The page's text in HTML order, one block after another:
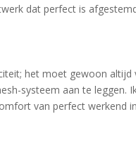
dat perfect is
het moet gewoon altijd
systeem aan te leggen.
van perfect werkend